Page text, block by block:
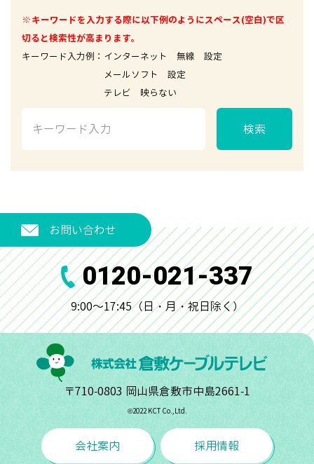
※キーワードを入力する際に以下例のようにスペース(空白)で区
切ると検索性が高まります。
キーワード入力例：インターネット 無線 設定
メールソフト 設定
テレビ 映らない
検索
お問い合わせ
0120-021-337
9:00～17:45（日・月・祝日除く）
〒710-0803 岡山県倉敷市中島2661-1
©︎2022 KCT Co.,Ltd.
会社案内 採用情報